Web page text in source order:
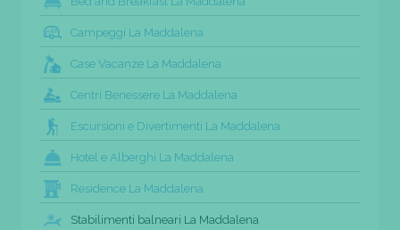
Campeggi La Maddalena
Case Vacanze La Maddalena
Centri Benessere La Maddalena
Escursioni e Divertimenti La Maddalena
Hotel e Alberghi La Maddalena
Residence La Maddalena
Stabilimenti balneari La Maddalena